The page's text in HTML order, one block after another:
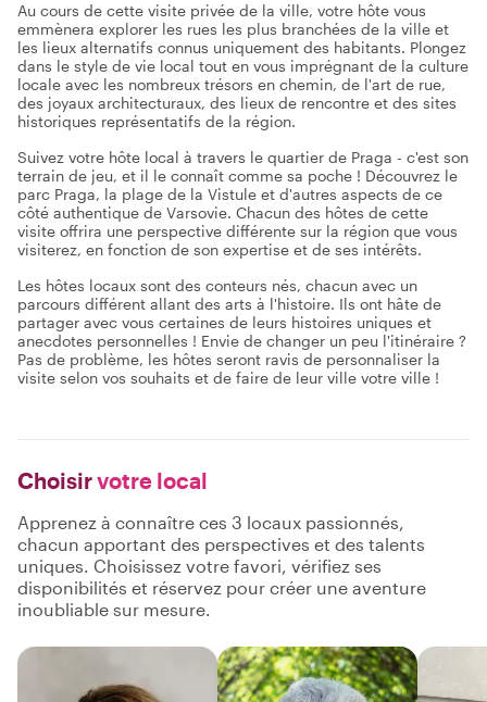
Au cours de cette visite privée de la ville, votre hôte vous
emmènera explorer les rues les plus branchées de la ville et
les lieux alternatifs connus uniquement des habitants. Plongez
dans le style de vie local tout en vous imprégnant de la culture
locale avec les nombreux trésors en chemin, de l'art de rue,
des joyaux architecturaux, des lieux de rencontre et des sites
historiques représentatifs de la région.
Suivez votre hôte local à travers le quartier de Praga - c'est son
terrain de jeu, et il le connaît comme sa poche ! Découvrez le
parc Praga, la plage de la Vistule et d'autres aspects de ce
côté authentique de Varsovie. Chacun des hôtes de cette
visite offrira une perspective différente sur la région que vous
visiterez, en fonction de son expertise et de ses intérêts.
Les hôtes locaux sont des conteurs nés, chacun avec un
parcours différent allant des arts à l'histoire. Ils ont hâte de
partager avec vous certaines de leurs histoires uniques et
anecdotes personnelles ! Envie de changer un peu l'itinéraire ?
Pas de problème, les hôtes seront ravis de personnaliser la
visite selon vos souhaits et de faire de leur ville votre ville !
Choisirvotre local
Apprenez à connaître ces 3 locaux passionnés,
chacun apportant des perspectives et des talents
uniques. Choisissez votre favori, vérifiez ses
disponibilités et réservez pour créer une aventure
inoubliable sur mesure.